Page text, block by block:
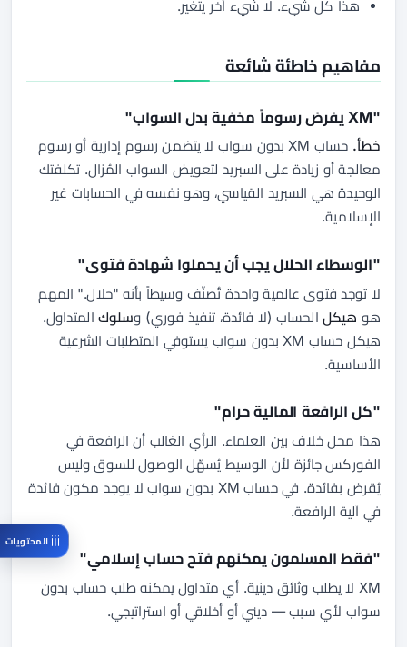
هذا كل شيء. لا شيء آخر يتغير.
مفاهيم خاطئة شائعة
"XM يفرض رسوماً مخفية بدل السواب"
خطأ.
حساب XM بدون سواب لا يتضمن رسوم إدارية أو رسوم
معالجة أو زيادة على السبريد لتعويض السواب المُزال. تكلفتك
الوحيدة هي السبريد القياسي، وهو نفسه في الحسابات غير
الإسلامية.
"الوسطاء الحلال يجب أن يحملوا شهادة فتوى"
لا توجد فتوى عالمية واحدة تُصنّف وسيطاً بأنه "حلال." المهم
هو هيكلالحساب (لا فائدة، تنفيذ فوري) وسلوكالمتداول.
هيكل حساب XM بدون سواب يستوفي المتطلبات الشرعية
الأساسية.
"كل الرافعة المالية حرام"
هذا محل خلاف بين العلماء. الرأي الغالب أن الرافعة في
الفوركس جائزة لأن الوسيط يُسهّل الوصول للسوق وليس
يُقرض بفائدة. في حساب XM بدون سواب لا يوجد مكون فائدة
في آلية الرافعة.
"فقط المسلمون يمكنهم فتح حساب إسلامي"
XM لا يطلب وثائق دينية. أي متداول يمكنه طلب حساب بدون
سواب لأي سبب — ديني أو أخلاقي أو استراتيجي.
المحتويات